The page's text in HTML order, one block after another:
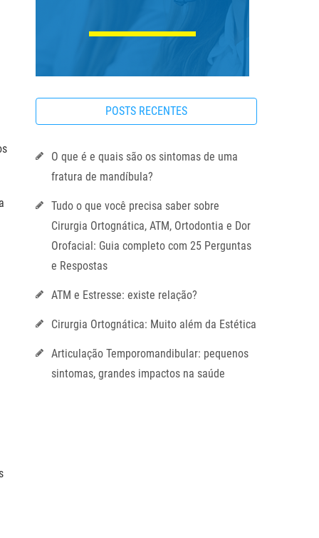
POSTS RECENTES
O que é e quais são os sintomas de uma
fratura de mandíbula?
Tudo o que você precisa saber sobre
Cirurgia Ortognática, ATM, Ortodontia e Dor
Orofacial: Guia completo com 25 Perguntas
e Respostas
ATM e Estresse: existe relação?
Cirurgia Ortognática: Muito além da Estética
Articulação Temporomandibular: pequenos
sintomas, grandes impactos na saúde